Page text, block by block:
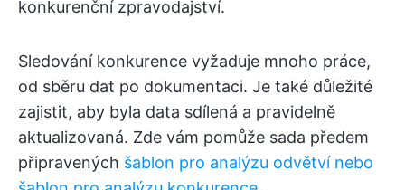
konkurenční zpravodajství.
Sledování konkurence vyžaduje mnoho práce,
od sběru dat po dokumentaci. Je také důležité
zajistit, aby byla data sdílená a pravidelně
aktualizovaná. Zde vám pomůže sada předem
připravených šablon pro analýzu odvětví nebo